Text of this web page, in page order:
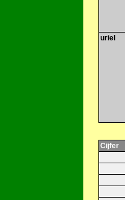
uriel
Cijfer